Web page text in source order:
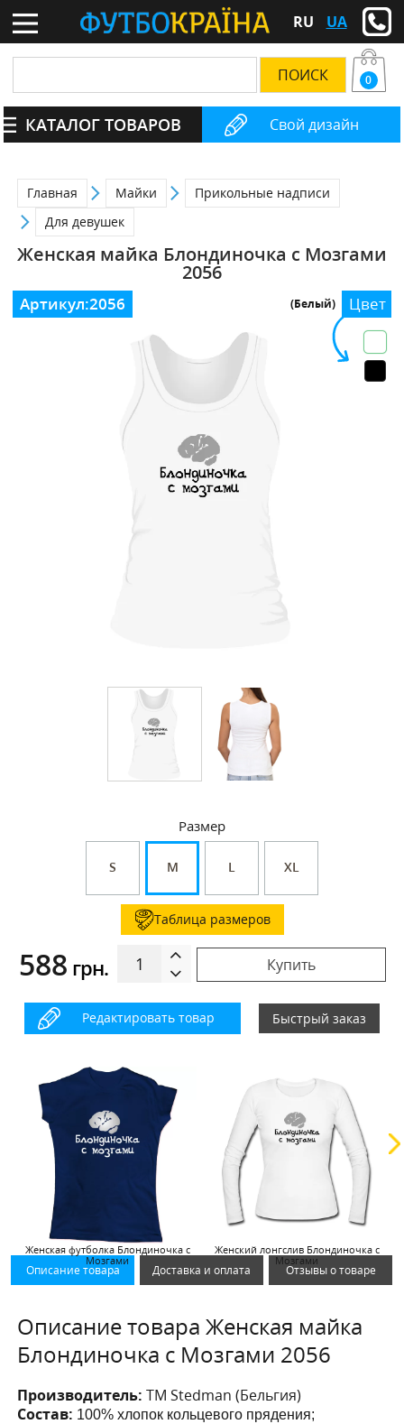
RU UA
Свой дизайн
0
КАТАЛОГ ТОВАРОВ
Главная Майки
Прикольные надписи
Для девушек
Женская майка Блондиночка с Мозгами
2056
Цвет
(Белый)
Размер
S M L XL
Таблица размеров
588 грн. Купить
Редактировать товар Быстрый заказ
Артикул:2056
Женская футболка Блондиночка с
Мозгами
Женский лонгслив Блондиночка с
Мозгами
Описание товара Доставка и оплата Отзывы о товаре
Описание товара Женская майка
Блондиночка с Мозгами 2056
Производитель:ТМ Stedman (Бельгия)
Состав: 100% хлопок кольцевого прядения;